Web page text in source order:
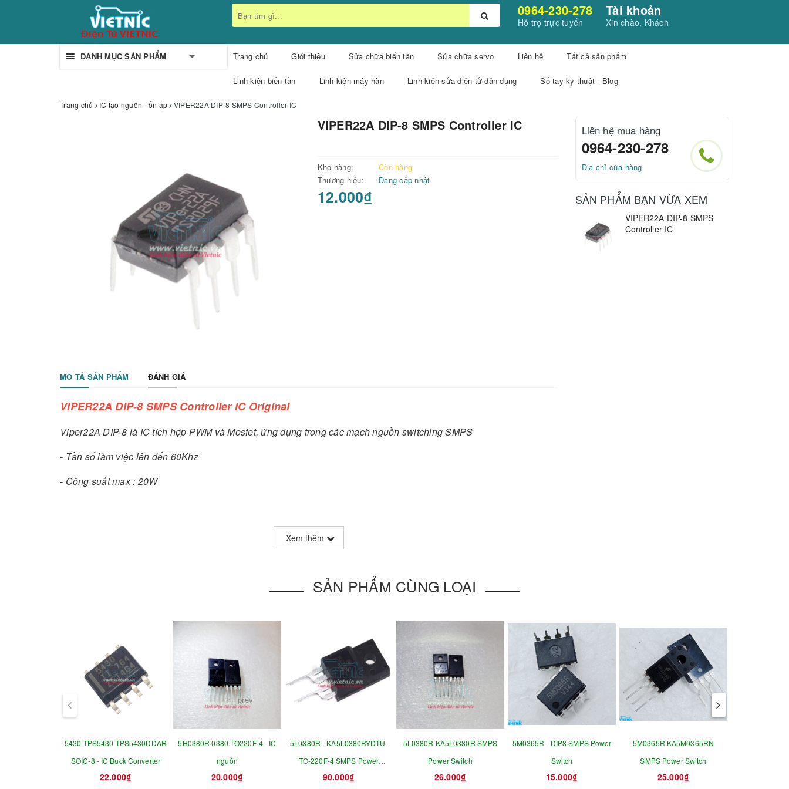
0964-230-278
Hỗ trợ trực tuyến
Tài khoản
Xin chào, Khách
DANH MỤC SẢN PHẨM Trang chủ Giới thiệu Sửa chữa biến tần Sửa chữa servo Liên hệ Tất cả sản phẩm
Linh kiện biến tần Linh kiện máy hàn Linh kiện sửa điện tử dân dụng Sổ tay kỹ thuật - Blog
Trang chủ IC tạo nguồn - ổn áp VIPER22A DIP-8 SMPS Controller IC
VIPER22A DIP-8 SMPS Controller IC
Kho hàng:
Còn hàng
Thương hiệu:
Đang cập nhật
12.000₫
MÔ TẢ SẢN PHẨM ĐÁNH GIÁ
VIPER22A DIP-8 SMPS Controller IC Original
Viper22A DIP-8 là IC tích hợp PWM và Mosfet, ứng dụng trong các mạch nguồn switching SMPS
- Tần số làm việc lên đến 60Khz
- Công suất max : 20W
Xem thêm
Liên hệ mua hàng
0964-230-278
Địa chỉ cửa hàng
SẢN PHẨM BẠN VỪA XEM
VIPER22A DIP-8 SMPS
Controller IC
SẢN PHẨM CÙNG LOẠI
5430 TPS5430 TPS5430DDAR
SOIC-8 - IC Buck Converter
22.000₫
5H0380R 0380 TO220F-4 - IC
nguồn
20.000₫
5L0380R - KA5L0380RYDTU-
TO-220F-4 SMPS Power
Switch
90.000₫
5L0380R KA5L0380R SMPS
Power Switch
26.000₫
5M0365R - DIP8 SMPS Power
Switch
15.000₫
5M0365R KA5M0365RN
SMPS Power Switch
25.000₫
prev